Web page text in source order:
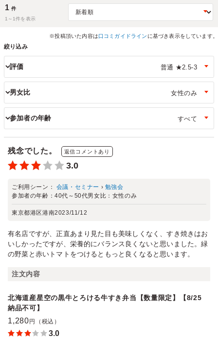
1 件
1～ 1件を表示
※投稿頂いた内容は口コミガイドライン に基づき表示をしています。
絞り込み
評価
男女比
参加者の年齢
残念でした。 返信コメントあり
3.0
ご利用シーン： 会議・セミナー › 勉強会
参加者の年齢：40代～50代男女比： 女性のみ
東京都港区港南2023/11/12
有名店ですが、正直あまり見た目も美味しくなく、すき焼きはお
いしかったですが、栄養的にバランス良くないと思いました。緑
の野菜と赤いトマトをつけるともっと良くなると思います。
注文内容
北海道産星空の黒牛とろける牛すき弁当【数量限定】【8/25
納品不可】
1,280 円（税込）
3.0